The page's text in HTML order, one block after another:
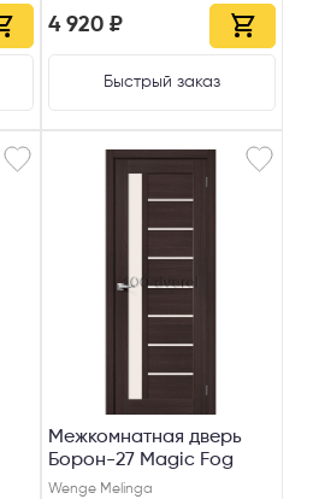
4 920 ₽
Быстрый заказ
Межкомнатная дверь
Борон-27 Magic Fog
Wenge Melinga